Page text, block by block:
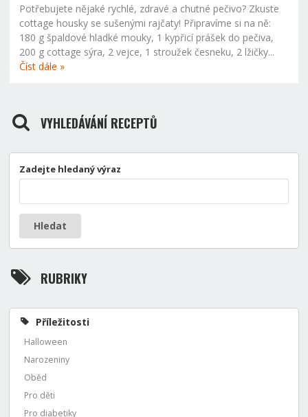
Potřebujete nějaké rychlé, zdravé a chutné pečivo? Zkuste
cottage housky se sušenými rajčaty! Připravíme si na ně:
180 g špaldové hladké mouky, 1 kypřicí prášek do pečiva,
200 g cottage sýra, 2 vejce, 1 stroužek česneku, 2 lžičky...
Číst dále »
VYHLEDÁVÁNÍ RECEPTŮ
Zadejte hledaný výraz
Hledat
RUBRIKY
Příležitosti
Halloween
Narozeniny
Oběd
Pro děti
Pro diabetiky